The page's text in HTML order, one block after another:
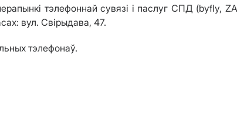
тэлефоннай сувязі і паслуг СПД (byfly,
вул. Свірыдава, 47.
тэлефонаў.